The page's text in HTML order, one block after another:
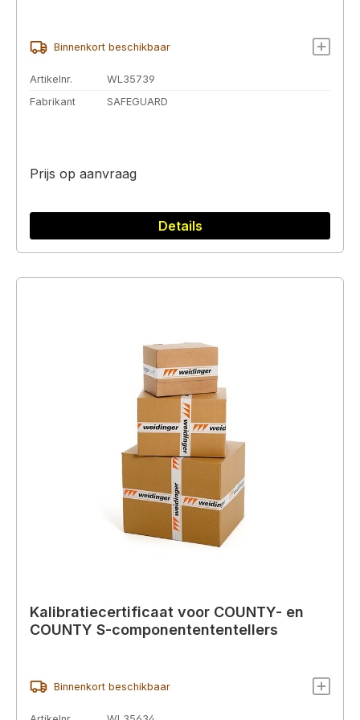
Binnenkort beschikbaar
Artikelnr.
WL35739
Fabrikant
SAFEGUARD
Prijs op aanvraag
Details
Kalibratiecertificaat voor COUNTY- en
COUNTY S-componentententellers
Binnenkort beschikbaar